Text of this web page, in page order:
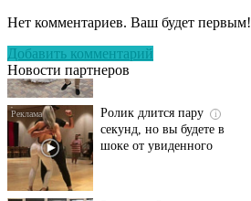
Нет комментариев. Ваш будет первым!
Добавить комментарий
Новости партнеров
Пересмотрела 10 раз
шоке от увиденного